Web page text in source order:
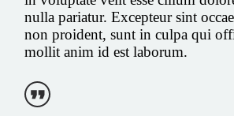
nulla pariatur. Excepteur sint
non proident, sunt in culpa qui
mollit anim id est laborum.